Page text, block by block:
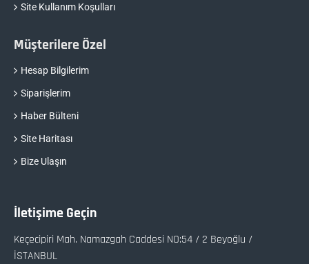
Site Kullanım Koşulları
Müşterilere Özel
Hesap Bilgilerim
Siparişlerim
Haber Bülteni
Site Haritası
Bize Ulaşın
İletişime Geçin
Keçecipiri Mah. Namazgah Caddesi NO:54 / 2 Beyoğlu /
İSTANBUL